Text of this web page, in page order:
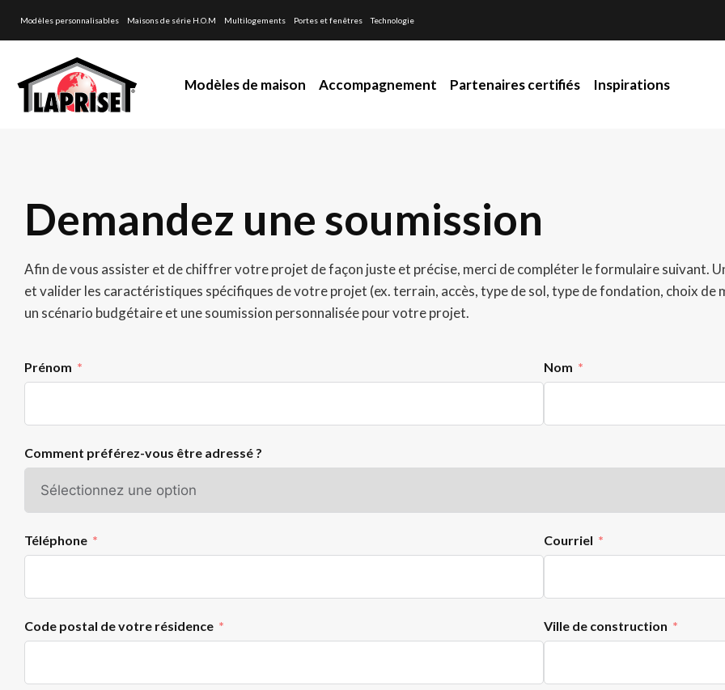
Modèles personnalisables Maisons de série H.O.M Multilogements Portes et fenêtres Technologie
Modèles de maison Accompagnement Partenaires certifiés Inspirations
Demandez une soumission
Afin de vous assister et de chiffrer votre projet de façon juste et précise, merci de compléter le formulaire suivant.
et valider les caractéristiques spécifiques de votre projet (ex. terrain, accès, type de sol, type de fondation, choix
un scénario budgétaire et une soumission personnalisée pour votre projet.
Prénom Nom
Comment préférez-vous être adressé ?
Téléphone Courriel
Code postal de votre résidence Ville de construction